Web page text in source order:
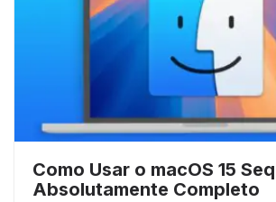
Como Usar o macOS 15
Absolutamente Completo